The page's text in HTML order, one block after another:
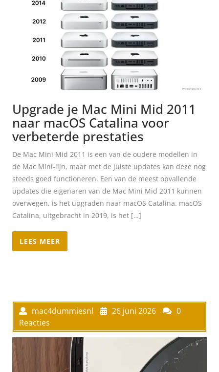
Upgrade je Mac Mini Mid 2011
naar macOS Catalina voor
verbeterde prestaties
De Mac Mini Mid 2011 is een van de oudere modellen in
de Mac Mini-lijn, maar met de juiste updates kan deze nog
steeds goed functioneren. Een van de meest opvallende
updates die eigenaren van de Mac Mini Mid 2011 kunnen
overwegen, is het upgraden naar macOS Catalina. macOS
Catalina, uitgebracht in 2019, is het […]
LEES MEER
mac4dummiesnl 26 juni 2026
0
Reacties